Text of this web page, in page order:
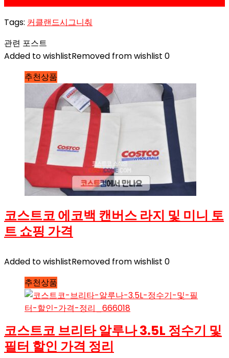
Tags: 커클랜드시그니춰
관련 포스트
Added to wishlistRemoved from wishlist 0
추천상품
코스트코 에코백 캔버스 라지 및 미니 토
트 쇼핑 가격
Added to wishlistRemoved from wishlist 0
추천상품
코스트코 브리타 알루나 3.5L 정수기 및
필터 할인 가격 정리